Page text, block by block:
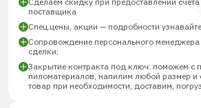
поставщика
Спец.цены, акции — подробности
Сопровождение персонального
сделки;
Закрытие контракта под ключ: поможем с
пиломатериалов, напилим любой размер и
товар при необходимости, доставим,